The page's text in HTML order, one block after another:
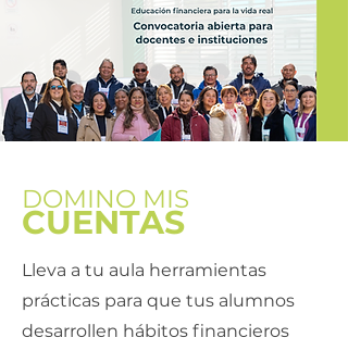
DOMINO MIS
CUENTAS
Lleva a tu aula herramientas
prácticas para que tus alumnos
desarrollen hábitos financieros